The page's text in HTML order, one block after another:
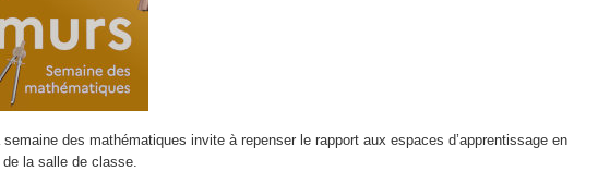
des mathématiques invite à repenser le rapport aux espaces d’apprentissage en
la salle de classe.